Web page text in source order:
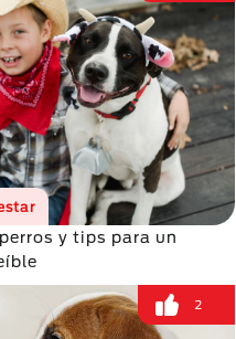
y tips para un
2